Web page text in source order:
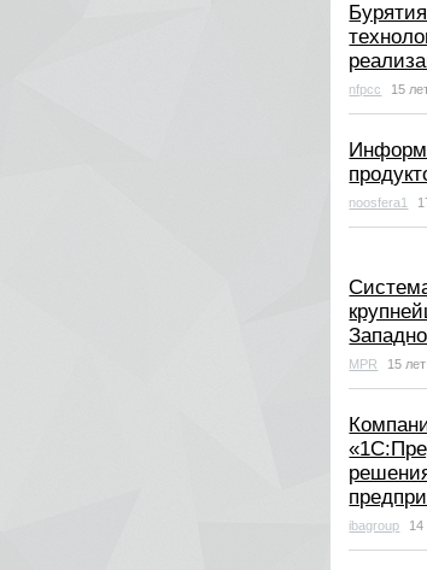
nfpcc 15
noosfera1
MPR 15
ibagroup 14